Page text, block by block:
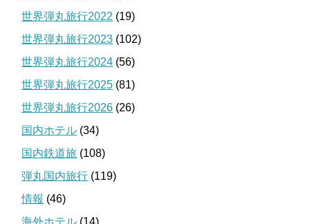
世界弾丸旅行2022 (19)
世界弾丸旅行2023 (102)
世界弾丸旅行2024 (56)
世界弾丸旅行2025 (81)
世界弾丸旅行2026 (26)
国内ホテル (34)
国内鉄道旅 (108)
弾丸国内旅行 (119)
情報 (46)
海外ホテル (14)